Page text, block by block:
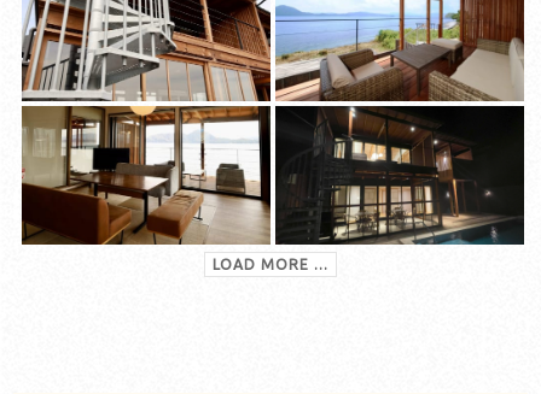
LOAD MORE ...